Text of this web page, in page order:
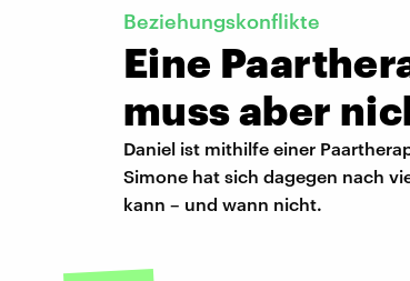
Beziehungskonflikte
Eine
muss aber
Daniel ist mithilfe einer
Simone hat sich dagegen nach
kann – und wann nicht.